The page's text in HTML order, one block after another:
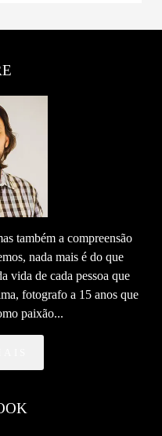
também a compreensão
nada mais é do que
vida de cada pessoa que
fotografo a 15 anos que
paixão...